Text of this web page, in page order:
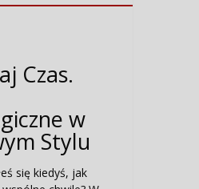
Czas.
w
Stylu
się kiedyś, jak